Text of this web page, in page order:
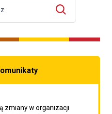
zmiany w organizacji